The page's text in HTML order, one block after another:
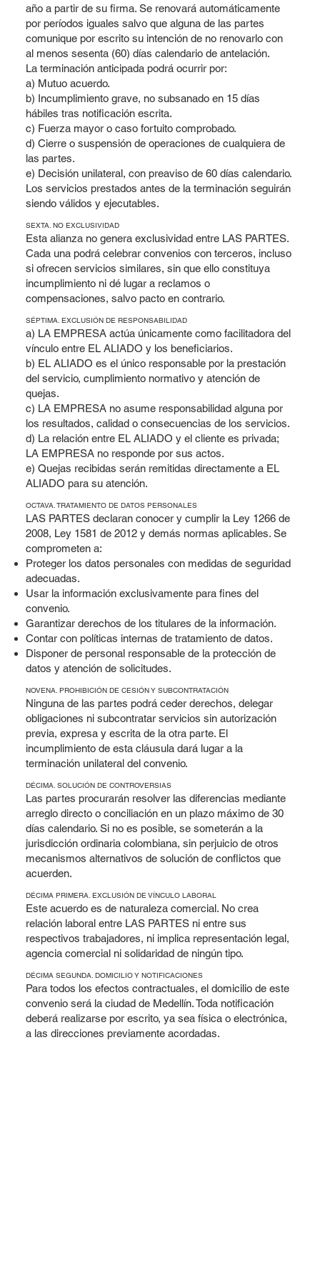
año a partir de su firma. Se renovará automáticamente
por períodos iguales salvo que alguna de las partes
comunique por escrito su intención de no renovarlo con
al menos sesenta (60) días calendario de antelación.
La terminación anticipada podrá ocurrir por:
a) Mutuo acuerdo.
b) Incumplimiento grave, no subsanado en 15 días
hábiles tras notificación escrita.
c) Fuerza mayor o caso fortuito comprobado.
d) Cierre o suspensión de operaciones de cualquiera de
las partes.
e) Decisión unilateral, con preaviso de 60 días calendario.
Los servicios prestados antes de la terminación seguirán
siendo válidos y ejecutables.
SEXTA. NO EXCLUSIVIDAD
Esta alianza no genera exclusividad entre LAS PARTES.
Cada una podrá celebrar convenios con terceros, incluso
si ofrecen servicios similares, sin que ello constituya
incumplimiento ni dé lugar a reclamos o
compensaciones, salvo pacto en contrario.
SÉPTIMA. EXCLUSIÓN DE RESPONSABILIDAD
a) LA EMPRESA actúa únicamente como facilitadora del
vínculo entre EL ALIADO y los beneficiarios.
b) EL ALIADO es el único responsable por la prestación
del servicio, cumplimiento normativo y atención de
quejas.
c) LA EMPRESA no asume responsabilidad alguna por
los resultados, calidad o consecuencias de los servicios.
d) La relación entre EL ALIADO y el cliente es privada;
LA EMPRESA no responde por sus actos.
e) Quejas recibidas serán remitidas directamente a EL
ALIADO para su atención.
OCTAVA. TRATAMIENTO DE DATOS PERSONALES
LAS PARTES declaran conocer y cumplir la Ley 1266 de
2008, Ley 1581 de 2012 y demás normas aplicables. Se
comprometen a:
Proteger los datos personales con medidas de seguridad
adecuadas.
Usar la información exclusivamente para fines del
convenio.
Garantizar derechos de los titulares de la información.
Contar con políticas internas de tratamiento de datos.
Disponer de personal responsable de la protección de
datos y atención de solicitudes.
NOVENA. PROHIBICIÓN DE CESIÓN Y SUBCONTRATACIÓN
Ninguna de las partes podrá ceder derechos, delegar
obligaciones ni subcontratar servicios sin autorización
previa, expresa y escrita de la otra parte. El
incumplimiento de esta cláusula dará lugar a la
terminación unilateral del convenio.
DÉCIMA. SOLUCIÓN DE CONTROVERSIAS
Las partes procurarán resolver las diferencias mediante
arreglo directo o conciliación en un plazo máximo de 30
días calendario. Si no es posible, se someterán a la
jurisdicción ordinaria colombiana, sin perjuicio de otros
mecanismos alternativos de solución de conflictos que
acuerden.
DÉCIMA PRIMERA. EXCLUSIÓN DE VÍNCULO LABORAL
Este acuerdo es de naturaleza comercial. No crea
relación laboral entre LAS PARTES ni entre sus
respectivos trabajadores, ni implica representación legal,
agencia comercial ni solidaridad de ningún tipo.
DÉCIMA SEGUNDA. DOMICILIO Y NOTIFICACIONES
Para todos los efectos contractuales, el domicilio de este
convenio será la ciudad de Medellín. Toda notificación
deberá realizarse por escrito, ya sea física o electrónica,
a las direcciones previamente acordadas.